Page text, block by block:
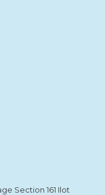
Section 161 Ilot